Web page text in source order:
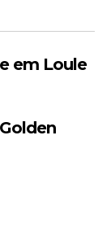
em Loule